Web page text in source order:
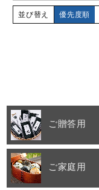
並び替え 優先度順
ご贈答用
ご家庭用